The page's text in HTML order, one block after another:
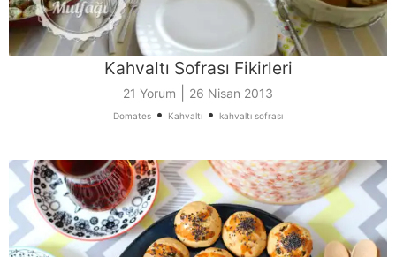
Kahvaltı Sofrası Fikirleri
21 Yorum 26 Nisan 2013
Domates • Kahvaltı • kahvaltı sofrası